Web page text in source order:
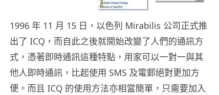
1996 年 11 月 15 日，以色列 Mirabilis 公司正式推
出了 ICQ，而自此之後就開始改變了人們的通訊方
式，憑著即時通訊這種特點，用家可以一對一與其
他人即時通訊，比起使用 SMS 及電郵絕對更加方
便。而且 ICQ 的使用方法亦相當簡單，只需要加入